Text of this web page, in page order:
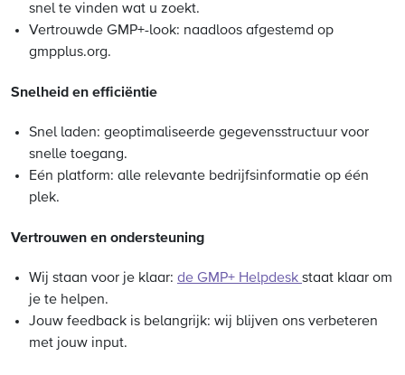
snel te vinden wat u zoekt.
Vertrouwde GMP+-look: naadloos afgestemd op
gmpplus.org.
Snelheid en efficiëntie
Snel laden: geoptimaliseerde gegevensstructuur voor
snelle toegang.
Eén platform: alle relevante bedrijfsinformatie op één
plek.
Vertrouwen en ondersteuning
Wij staan voor je klaar: de GMP+ Helpdesk staat klaar om
je te helpen.
Jouw feedback is belangrijk: wij blijven ons verbeteren
met jouw input.